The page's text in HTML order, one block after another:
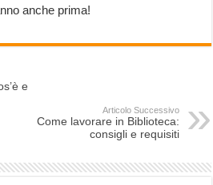
anche prima!
e
Articolo Successivo
Come lavorare in Biblioteca:
consigli e requisiti